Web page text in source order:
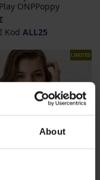
About
ONPPoppy
Kod ALL25
LIMITED